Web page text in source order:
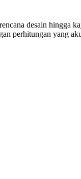
desain hingga
perhitungan yang